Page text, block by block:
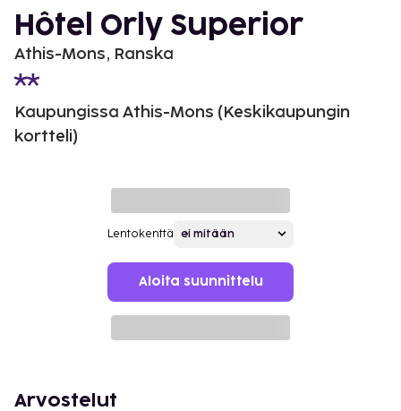
Hôtel Orly Superior
Athis-Mons, Ranska
Kaupungissa Athis-Mons (Keskikaupungin
kortteli)
Lentokenttä
Aloita suunnittelu
Arvostelut